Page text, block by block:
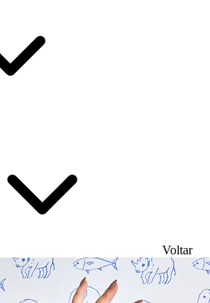
Voltar